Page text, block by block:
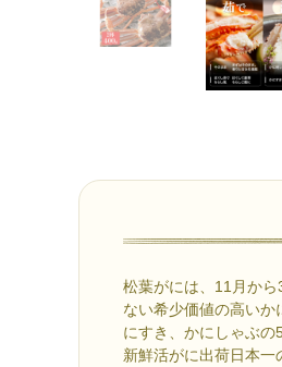
松葉がには、11月か
ない希少価値の高い
にすき、かにしゃぶの
新鮮活がに出荷日本